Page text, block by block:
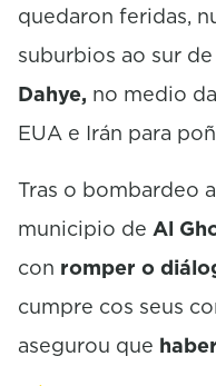
quedaron feridas,
suburbios ao sur
Dahye, no medio
EUA e Irán para
Tras o bombardeo
municipio de Al
con romper o
cumpre cos seus
asegurou que